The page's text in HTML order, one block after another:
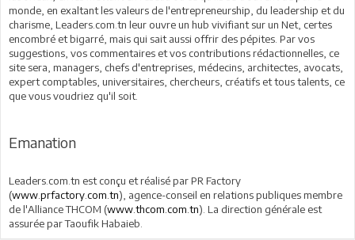
monde, en exaltant les valeurs de l'entrepreneurship, du leadership et du
charisme, Leaders.com.tn leur ouvre un hub vivifiant sur un Net, certes
encombré et bigarré, mais qui sait aussi offrir des pépites. Par vos
suggestions, vos commentaires et vos contributions rédactionnelles, ce
site sera, managers, chefs d'entreprises, médecins, architectes, avocats,
expert comptables, universitaires, chercheurs, créatifs et tous talents, ce
que vous voudriez qu'il soit.
Emanation
Leaders.com.tn est conçu et réalisé par PR Factory
(www.prfactory.com.tn), agence-conseil en relations publiques membre
de l'Alliance THCOM (www.thcom.com.tn). La direction générale est
assurée par Taoufik Habaieb.